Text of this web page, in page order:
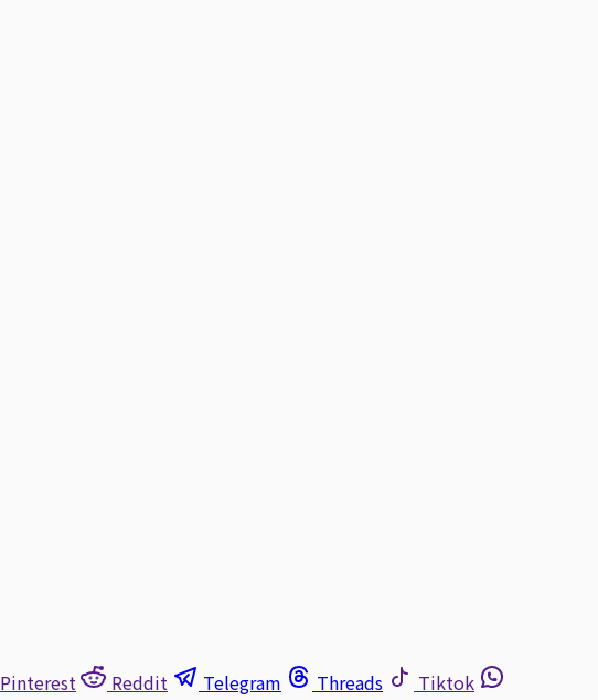
Pinterest Reddit Telegram Threads
Tiktok